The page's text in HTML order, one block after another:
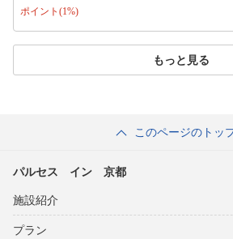
ポイント(1%)
もっと見る
このページのトッ
パルセス イン 京都
施設紹介
プラン